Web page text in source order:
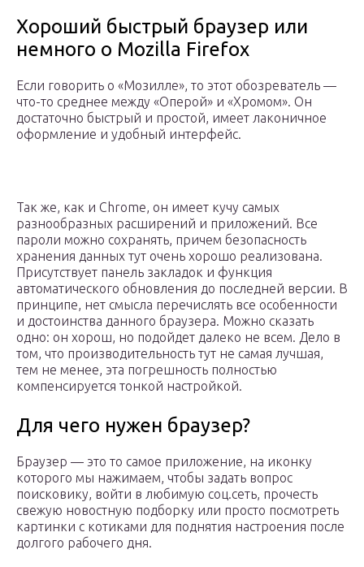
Хороший быстрый браузер или
немного о Mozilla Firefox
Если говорить о «Мозилле», то этот обозреватель —
что-то среднее между «Оперой» и «Хромом». Он
достаточно быстрый и простой, имеет лаконичное
оформление и удобный интерфейс.
Так же, как и Chrome, он имеет кучу самых
разнообразных расширений и приложений. Все
пароли можно сохранять, причем безопасность
хранения данных тут очень хорошо реализована.
Присутствует панель закладок и функция
автоматического обновления до последней версии. В
принципе, нет смысла перечислять все особенности
и достоинства данного браузера. Можно сказать
одно: он хорош, но подойдет далеко не всем. Дело в
том, что производительность тут не самая лучшая,
тем не менее, эта погрешность полностью
компенсируется тонкой настройкой.
Для чего нужен браузер?
Браузер — это то самое приложение, на иконку
которого мы нажимаем, чтобы задать вопрос
поисковику, войти в любимую соц.сеть, прочесть
свежую новостную подборку или просто посмотреть
картинки с котиками для поднятия настроения после
долгого рабочего дня.